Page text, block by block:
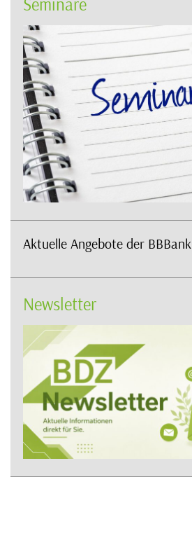
Aktuelle Angebote der BBBank
Newsletter